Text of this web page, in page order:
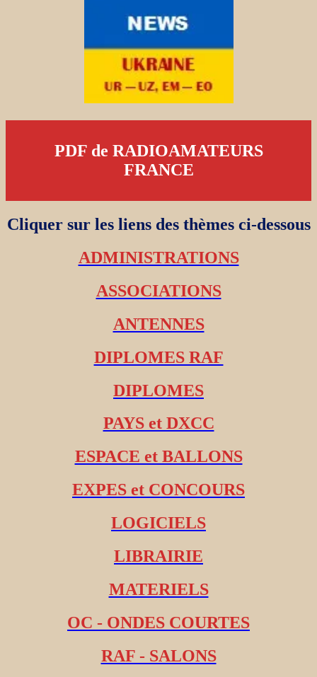
PDF de RADIOAMATEURS
FRANCE
Cliquer sur les liens des thèmes ci-dessous
ADMINISTRATIONS
ASSOCIATIONS
ANTENNES
DIPLOMES RAF
DIPLOMES
PAYS et DXCC
ESPACE et BALLONS
EXPES et CONCOURS
LOGICIELS
LIBRAIRIE
MATERIELS
OC - ONDES COURTES
RAF - SALONS